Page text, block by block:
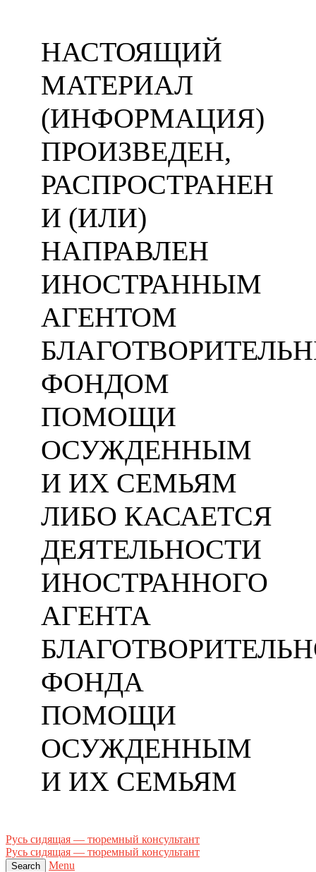
НАСТОЯЩИЙ
МАТЕРИАЛ
(ИНФОРМАЦИЯ)
ПРОИЗВЕДЕН,
РАСПРОСТРАНЕН
И (ИЛИ)
НАПРАВЛЕН
ИНОСТРАННЫМ
АГЕНТОМ
ФОНДОМ
ПОМОЩИ
ОСУЖДЕННЫМ
И ИХ СЕМЬЯМ
ЛИБО КАСАЕТСЯ
ДЕЯТЕЛЬНОСТИ
ИНОСТРАННОГО
АГЕНТА
ФОНДА
ПОМОЩИ
ОСУЖДЕННЫМ
И ИХ СЕМЬЯМ
Русь сидящая — тюремный консультант
Русь сидящая — тюремный консультант
Search Menu